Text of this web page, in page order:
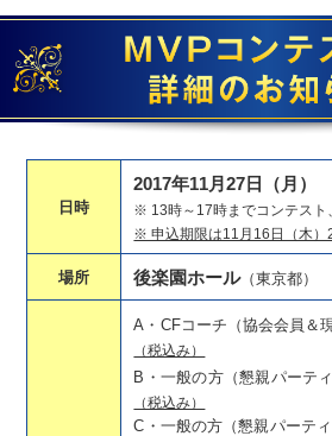
日時
2017年11月27日（月）
※ 13時～17時までコンテスト
※ 申込期限は11月16日（木）
場所 後楽園ホール（東京都）
A・CFコーチ（協会会員＆
（税込み）
B・一般の方（懇親パーテ
（税込み）
C・一般の方（懇親パーテ